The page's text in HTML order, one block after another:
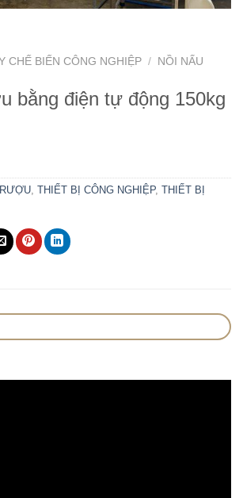
CHẾ BIẾN CÔNG NGHIỆP /
NỒI NẤU
bằng điện tự động 150kg
, THIẾT BỊ CÔNG NGHIỆP, THIẾT BỊ